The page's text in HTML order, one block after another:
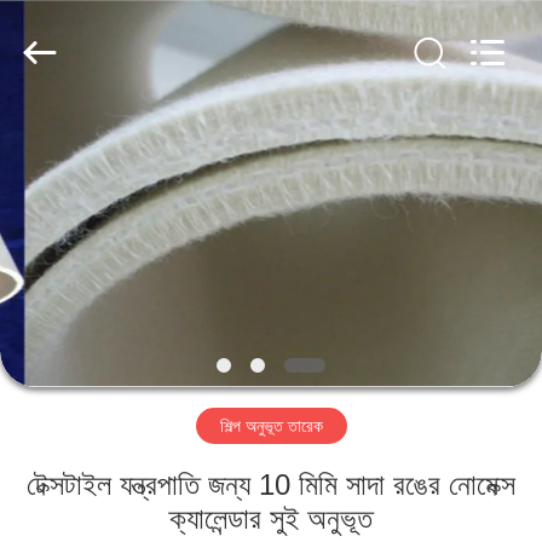
পণ্য
আমাদের
সম্পর্কে
কারখানা
2026
LTD.
শিল্প অনুভূত তারেক
টেক্সটাইল যন্ত্রপাতি জন্য 10 মিমি সাদা রঙের নোমেক্স
ক্যালেন্ডার সুই অনুভূত